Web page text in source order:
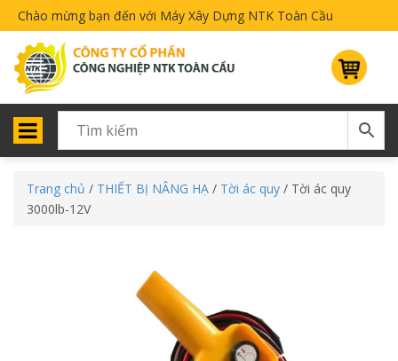
Chào mừng bạn đến với Máy Xây Dựng NTK Toàn Cầu
Trang chủ / THIẾT BỊ NÂNG HẠ / Tời ác quy / Tời ác quy
3000lb-12V